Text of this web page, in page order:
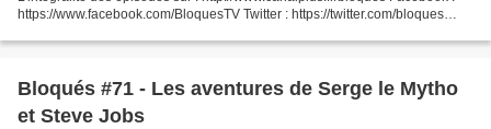
https://www.facebook.com/BloquesTV Twitter : https://twitter.com/bloques
Bloqués #71 - Les aventures de Serge le Mytho
et Steve Jobs